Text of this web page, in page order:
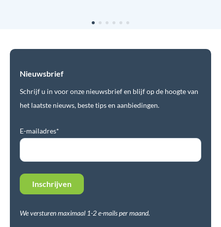
Nieuwsbrief
Schrijf u in voor onze nieuwsbrief en blijf op de hoogte van
het laatste nieuws, beste tips en aanbiedingen.
E-mailadres*
We versturen maximaal 1-2 e-mails per maand.